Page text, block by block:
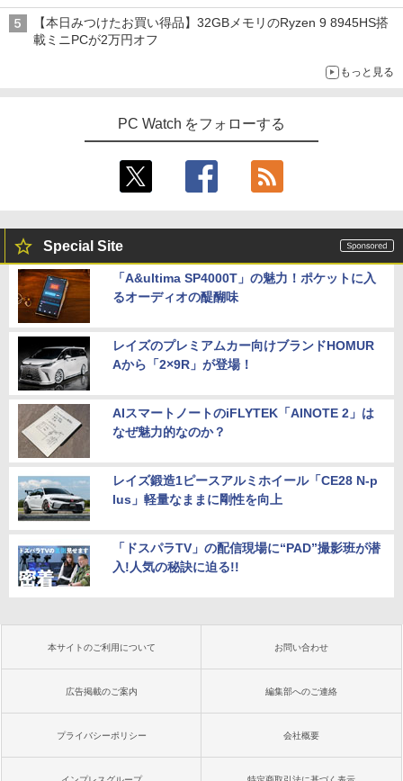
【本日みつけたお買い得品】32GBメモリのRyzen 9 8945HS搭
載ミニPCが2万円オフ
もっと見る
PC Watch をフォローする
Special Site
「A&ultima SP4000T」の魅力！ポケットに入
るオーディオの醍醐味
レイズのプレミアムカー向けブランドHOMUR
Aから「2×9R」が登場！
AIスマートノートのiFLYTEK「AINOTE 2」は
なぜ魅力的なのか？
レイズ鍛造1ピースアルミホイール「CE28 N-p
lus」軽量なままに剛性を向上
「ドスパラTV」の配信現場に“PAD”撮影班が潜
入!人気の秘訣に迫る!!
本サイトのご利用について お問い合わせ
広告掲載のご案内 編集部へのご連絡
プライバシーポリシー 会社概要